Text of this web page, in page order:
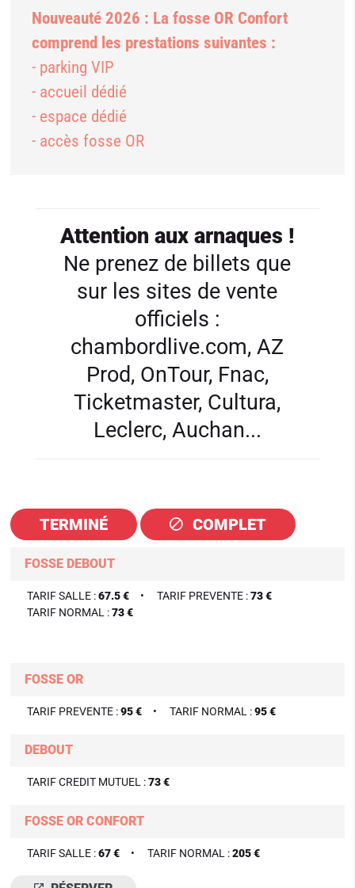
Nouveauté 2026 : La fosse OR Confort
comprend les prestations suivantes :
- parking VIP
- accueil dédié
- espace dédié
- accès fosse OR
Attention aux arnaques !
Ne prenez de billets que
sur les sites de vente
officiels :
chambordlive.com, AZ
Prod, OnTour, Fnac,
Ticketmaster, Cultura,
Leclerc, Auchan...
TERMINÉ COMPLET
FOSSE DEBOUT
TARIF SALLE :67.5 € TARIF PREVENTE :73 €
TARIF NORMAL :73 €
FOSSE OR
TARIF PREVENTE :95 € TARIF NORMAL :95 €
DEBOUT
TARIF CREDIT MUTUEL :73 €
FOSSE OR CONFORT
TARIF SALLE :67 € TARIF NORMAL :205 €